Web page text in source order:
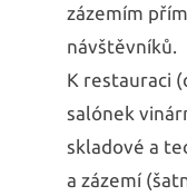
zázemím
návštěvníků.
K restauraci
salónek
skladové a
a zázemí